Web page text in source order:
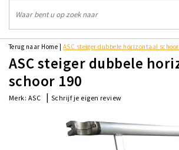
Terug naar Home ASC steiger dubbele horizontaal schoor
ASC steiger dubbele
schoor 190
Merk: ASC | Schrijf je eigen review